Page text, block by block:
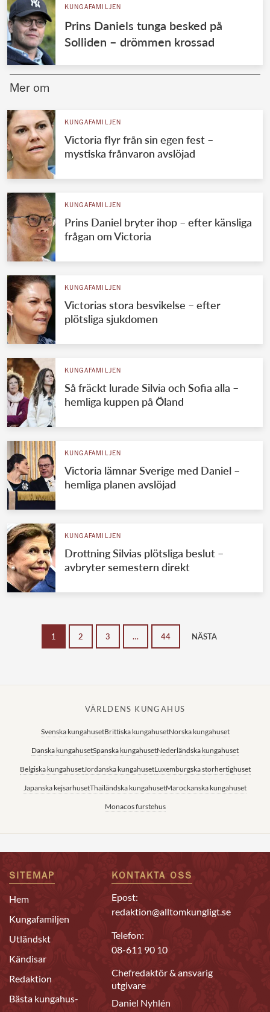
KUNGAFAMILJEN
Prins Daniels tunga besked på
Solliden – drömmen krossad
Mer om
KUNGAFAMILJEN
Victoria flyr från sin egen fest –
mystiska frånvaron avslöjad
KUNGAFAMILJEN
Prins Daniel bryter ihop – efter känsliga
frågan om Victoria
KUNGAFAMILJEN
Victorias stora besvikelse – efter
plötsliga sjukdomen
KUNGAFAMILJEN
Så fräckt lurade Silvia och Sofia alla –
hemliga kuppen på Öland
KUNGAFAMILJEN
Victoria lämnar Sverige med Daniel –
hemliga planen avslöjad
KUNGAFAMILJEN
Drottning Silvias plötsliga beslut –
avbryter semestern direkt
1 2 3 … 44 NÄSTA
VÄRLDENS KUNGAHUS
Svenska kungahusetBrittiska kungahusetNorska kungahuset
Danska kungahusetSpanska kungahusetNederländska kungahuset
Belgiska kungahusetJordanska kungahusetLuxemburgska storhertighuset
Japanska kejsarhusetThailändska kungahusetMarockanska kungahuset
Monacos furstehus
SITEMAP
Hem
Kungafamiljen
Utländskt
Kändisar
Redaktion
Bästa kungahus-
KONTAKTA OSS
Epost:
redaktion@alltomkungligt.se
Telefon:
08-611 90 10
Chefredaktör & ansvarig
utgivare
Daniel Nyhlén